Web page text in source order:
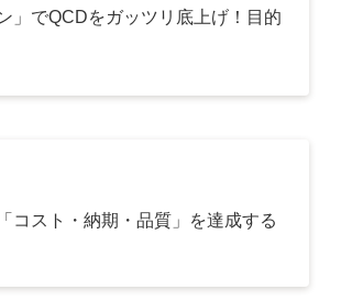
」でQCDをガッツリ底上げ！目的
コスト・納期・品質」を達成する